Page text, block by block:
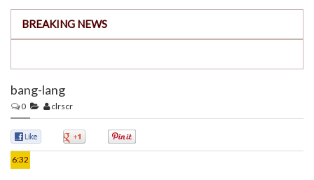
BREAKING NEWS
bang-lang
0
clrscr
TH8
6:32